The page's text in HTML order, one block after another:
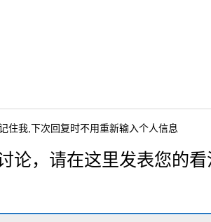
住我,下次回复时不用重新输入个人信息
论，请在这里发表您的